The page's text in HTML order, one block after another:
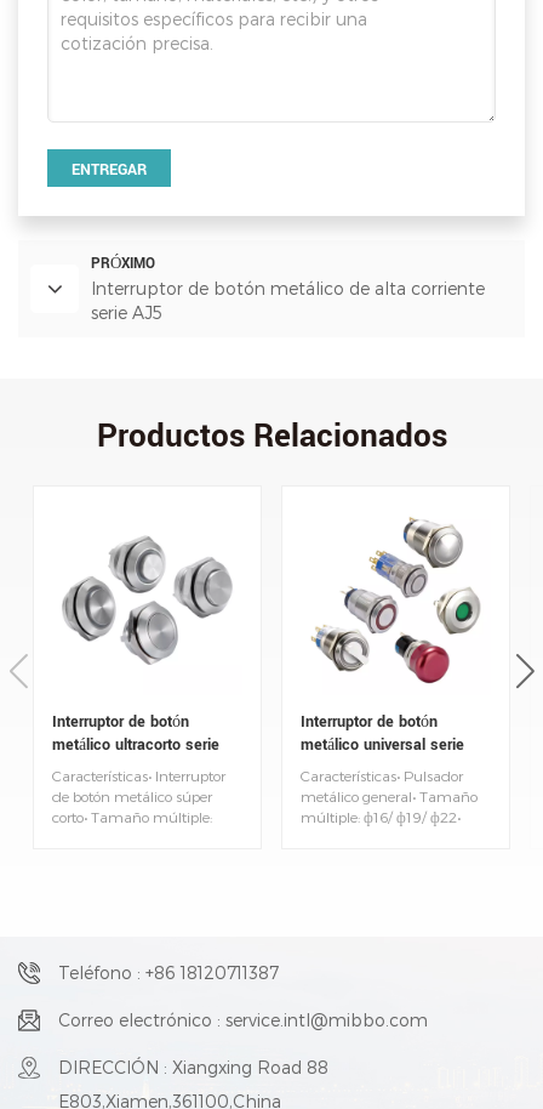
ENTREGAR
PRÓXIMO
Interruptor de botón metálico de alta corriente
serie AJ5
Productos Relacionados
Interruptor de botón
metálico ultracorto serie
AJ2
Características• Interruptor
de botón metálico súper
corto• Tamaño múltiple:
la norma IEC 60947-5,
GB14048• IP67
Interruptor de botón
metálico universal serie
AJ3
Características• Pulsador
metálico general• Tamaño
múltiple: ф16/ ф19/ ф22•
Cumplimiento de la norma
Teléfono : +86 18120711387
Correo electrónico : service.intl@mibbo.com
DIRECCIÓN : Xiangxing Road 88
E803,Xiamen,361100,China